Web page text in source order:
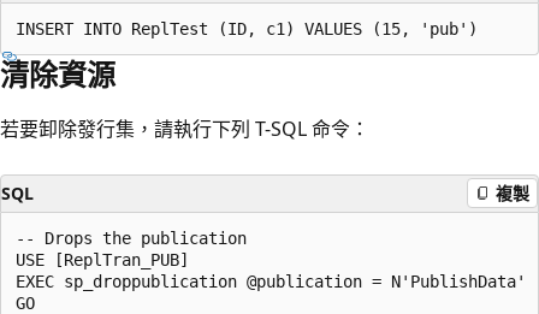
清除資源
若要卸除發行集，請執行下列 T-SQL 命令：
SQL 複製
-- Drops the publication
USE [ReplTran_PUB]
EXEC sp_droppublication @publication = N'PublishData'